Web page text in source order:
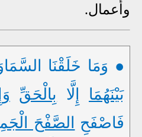
وأعمال.
● وَمَا خَلَقْنَا
بَيْنَهُمَا إِلَّا بِالْحَقِّ
فَاصْفَحِ
الصَّفْحَ